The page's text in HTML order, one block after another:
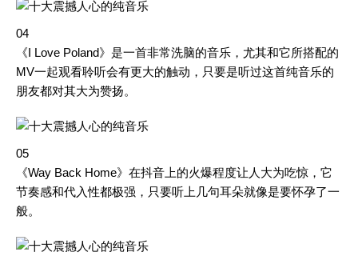
04
《I Love Poland》是一首非常洗脑的音乐，尤其和它所搭配的
MV一起观看聆听会有更大的触动，只要是听过这首纯音乐的
朋友都对其大为赞扬。
05
《Way Back Home》在抖音上的火爆程度让人大为吃惊，它
节奏感和代入性都极强，只要听上几句耳朵就像是要怀孕了一
般。